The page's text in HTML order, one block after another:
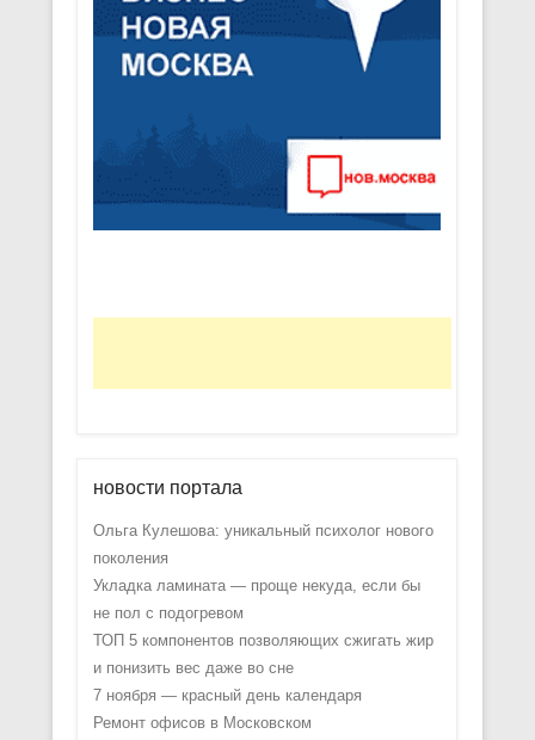
новости портала
Ольга Кулешова: уникальный психолог нового
поколения
Укладка ламината — проще некуда, если бы
не пол с подогревом
ТОП 5 компонентов позволяющих сжигать жир
и понизить вес даже во сне
7 ноября — красный день календаря
Ремонт офисов в Московском